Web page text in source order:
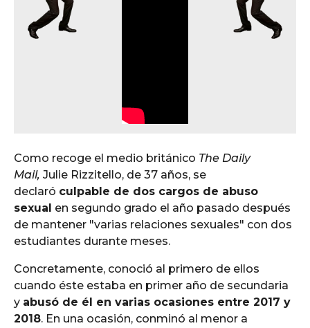
Como recoge el medio británico The Daily
Mail, Julie Rizzitello, de 37 años, se
declaró culpable de dos cargos de abuso
sexual en segundo grado el año pasado después
de mantener "varias relaciones sexuales" con dos
estudiantes durante meses.
Concretamente, conoció al primero de ellos
cuando éste estaba en primer año de secundaria
y abusó de él en varias ocasiones entre 2017 y
2018. En una ocasión, conminó al menor a